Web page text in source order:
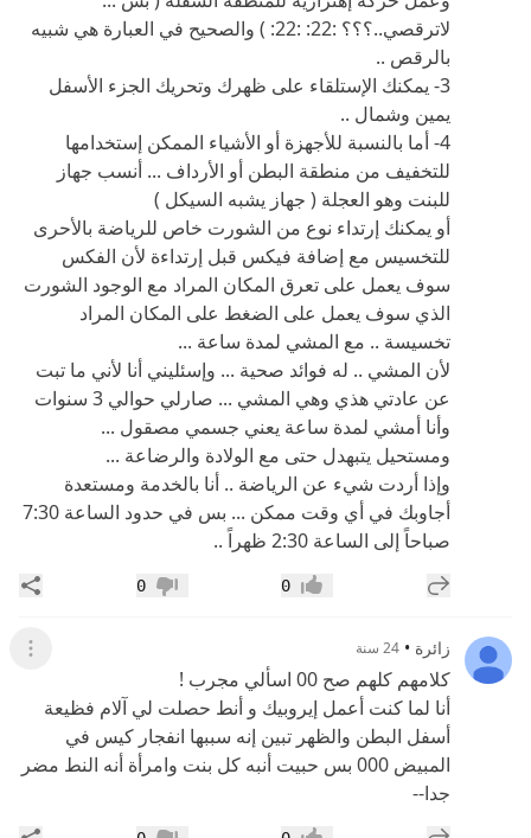
لاترقصي..؟؟؟ :22: :22: ) والصحيح في العبارة هي شبيه
بالرقص ..
3- يمكنك الإستلقاء على ظهرك وتحريك الجزء الأسفل
يمين وشمال ..
4- أما بالنسبة للأجهزة أو الأشياء الممكن إستخدامها
للتخفيف من منطقة البطن أو الأرداف ... أنسب جهاز
للبنت وهو العجلة ( جهاز يشبه السيكل )
أو يمكنك إرتداء نوع من الشورت خاص للرياضة بالأحرى
للتخسيس مع إضافة فيكس قبل إرتداءة لأن الفكس
سوف يعمل على تعرق المكان المراد مع الوجود الشورت
الذي سوف يعمل على الضغط على المكان المراد
تخسيسة .. مع المشي لمدة ساعة ...
لأن المشي .. له فوائد صحية ... وإسئليني أنا لأني ما تبت
عن عادتي هذي وهي المشي ... صارلي حوالي 3 سنوات
وأنا أمشي لمدة ساعة يعني جسمي مصقول ...
ومستحيل يتبهدل حتى مع الولادة والرضاعة ...
وإذا أردت شيء عن الرياضة .. أنا بالخدمة ومستعدة
أجاوبك في أي وقت ممكن ... بس في حدود الساعة 7:30
صباحاً إلى الساعة 2:30 ظهراً ..
إضافة رد جديد إعجاب0 عدم إعجاب
0
زائرة • 24 سنة عرض
كلامهم كلهم صح 00 اسألي مجرب !
أنا لما كنت أعمل إيروبيك و أنط حصلت لي آلام فظيعة
أسفل البطن والظهر تبين إنه سببها انفجار كيس في
المبيض 000 بس حبيت أنبه كل بنت وامرأة أنه النط مضر
جدا--